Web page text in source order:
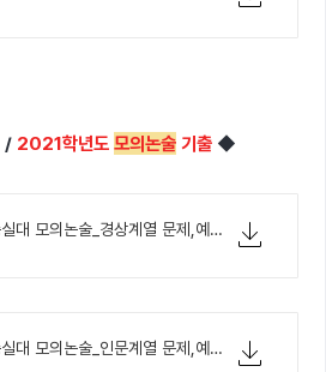
/ 2021학년도 모의논술 기출 ◆
2021학년도 숭실대 모의논술_경상계열 문제,예시답안.pdf
2021학년도 숭실대 모의논술_인문계열 문제,예시답안.pdf